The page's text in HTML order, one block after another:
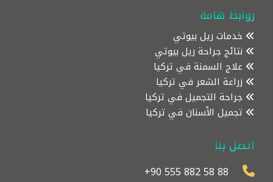
روابط هامة
خدمات ريل بيوتي
نتائج جراحة ريل بيوتي
علاج السمنة في تركيا
زراعة الشعر في تركيا
جراحة التجميل في تركيا
تجميل الأسنان في تركيا
اتصل بنا
+90 555 882 58 88